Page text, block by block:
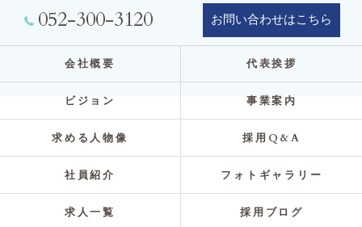
052-300-3120 お問い合わせはこちら
会社概要 代表挨拶
ビジョン 事業案内
求める人物像 採用Q&A
社員紹介 フォトギャラリー
求人一覧 採用ブログ